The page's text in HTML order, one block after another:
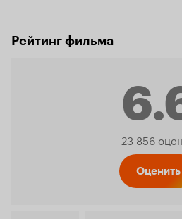
Рейтинг фильма
23 856
Оценить